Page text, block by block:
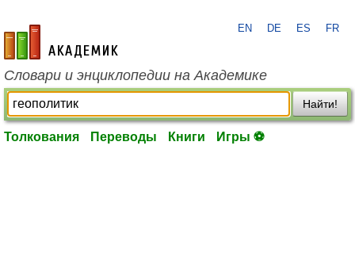
academic.ru
EN DE ES FR
Словари и энциклопедии на Академике
Найти!
Толкования Переводы Книги Игры ⚽